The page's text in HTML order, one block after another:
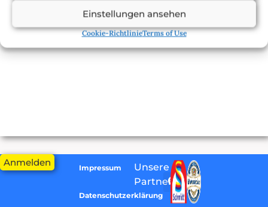
Einstellungen ansehen
Cookie-RichtlinieTerms of Use
Anmelden Impressum
Datenschutzerklärung
Unsere
Partner: